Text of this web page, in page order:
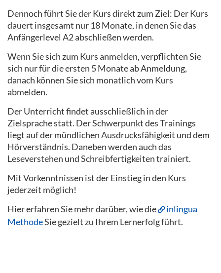
Dennoch führt Sie der Kurs direkt zum Ziel: Der Kurs
dauert insgesamt nur 18 Monate, in denen Sie das
Anfängerlevel A2 abschließen werden.
Wenn Sie sich zum Kurs anmelden, verpflichten Sie
sich nur für die ersten 5 Monate ab Anmeldung,
danach können Sie sich monatlich vom Kurs
abmelden.
Der Unterricht findet ausschließlich in der
Zielsprache statt. Der Schwerpunkt des Trainings
liegt auf der mündlichen Ausdrucksfähigkeit und dem
Hörverständnis. Daneben werden auch das
Leseverstehen und Schreibfertigkeiten trainiert.
Mit Vorkenntnissen ist der Einstieg in den Kurs
jederzeit möglich!
Hier erfahren Sie mehr darüber, wie die
inlingua
MethodeSie gezielt zu Ihrem Lernerfolg führt.